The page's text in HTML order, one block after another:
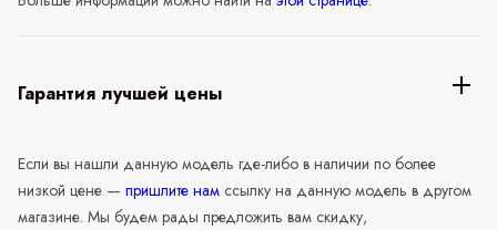
Гарантия лучшей цены
Если вы нашли данную модель где-либо в наличии по более
низкой цене — пришлите нам ссылку на данную модель в другом
магазине. Мы будем рады предложить вам скидку,